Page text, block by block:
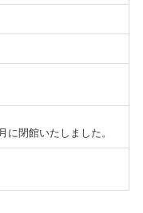
閉館いたしました。